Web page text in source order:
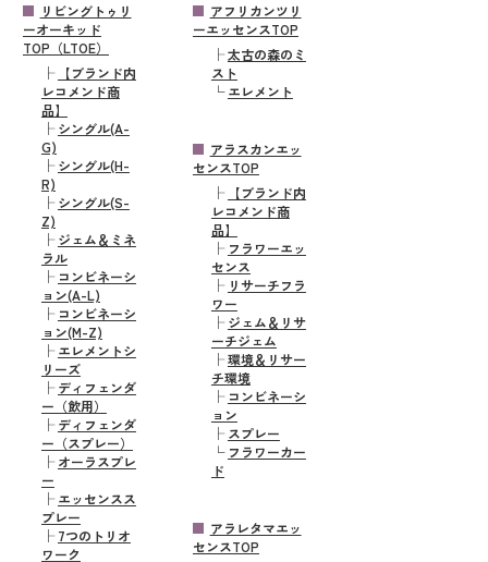
リビングトゥリ
ーオーキッド
TOP（LTOE）
├
【ブランド内
レコメンド商
品】
├ シングル(A-
G)
├ シングル(H-
R)
├ シングル(S-
Z)
├ ジェム＆ミネ
ラル
├ コンビネーシ
ョン(A-L)
├ コンビネーシ
ョン(M-Z)
├ エレメントシ
リーズ
├ ディフェンダ
ー（飲用）
├ ディフェンダ
ー（スプレー）
├ オーラスプレ
ー
├ エッセンスス
プレー
├ 7つのトリオ
ワーク
アフリカンツリ
ーエッセンスTOP
├太古の森のミ
スト
└エレメント
アラスカンエッ
センスTOP
├
【ブランド内
レコメンド商
品】
├ フラワーエッ
センス
├ リサーチフラ
ワー
├ ジェム＆リサ
ーチジェム
├環境＆リサー
チ環境
├ コンビネーシ
ョン
├ スプレー
└ フラワーカー
ド
アラレタマエッ
センスTOP